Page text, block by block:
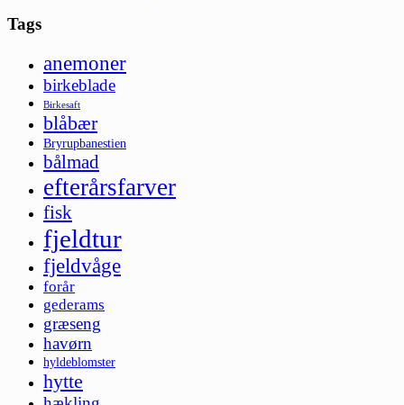
Tags
anemoner
birkeblade
Birkesaft
blåbær
Bryrupbanestien
bålmad
efterårsfarver
fisk
fjeldtur
fjeldvåge
forår
gederams
græseng
havørn
hyldeblomster
hytte